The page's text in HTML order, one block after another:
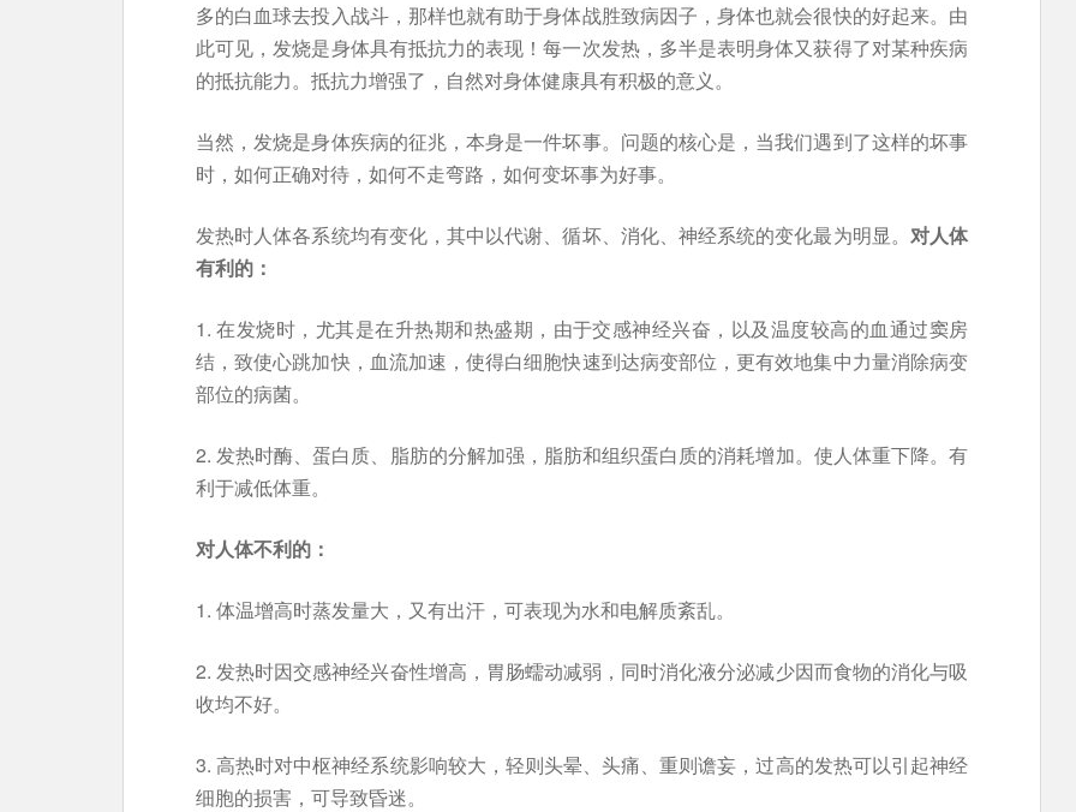
多的白血球去投入战斗，那样也就有助于身体战胜致病因子，身体也就会很快的好起来。由
此可见，发烧是身体具有抵抗力的表现！每一次发热，多半是表明身体又获得了对某种疾病
的抵抗能力。抵抗力增强了，自然对身体健康具有积极的意义。
当然，发烧是身体疾病的征兆，本身是一件坏事。问题的核心是，当我们遇到了这样的坏事
时，如何正确对待，如何不走弯路，如何变坏事为好事。
发热时人体各系统均有变化，其中以代谢、循坏、消化、神经系统的变化最为明显。 对人体
有利的：
1. 在发烧时，尤其是在升热期和热盛期，由于交感神经兴奋，以及温度较高的血通过窦房
结，致使心跳加快，血流加速，使得白细胞快速到达病变部位，更有效地集中力量消除病变
部位的病菌。
2. 发热时酶、蛋白质、脂肪的分解加强，脂肪和组织蛋白质的消耗增加。使人体重下降。有
利于减低体重。
对人体不利的：
1. 体温增高时蒸发量大，又有出汗，可表现为水和电解质紊乱。
2. 发热时因交感神经兴奋性增高，胃肠蠕动减弱，同时消化液分泌减少因而食物的消化与吸
收均不好。
3. 高热时对中枢神经系统影响较大，轻则头晕、头痛、重则谵妄，过高的发热可以引起神经
细胞的损害，可导致昏迷。